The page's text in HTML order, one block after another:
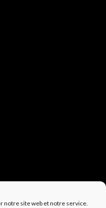
notre site web et notre service.